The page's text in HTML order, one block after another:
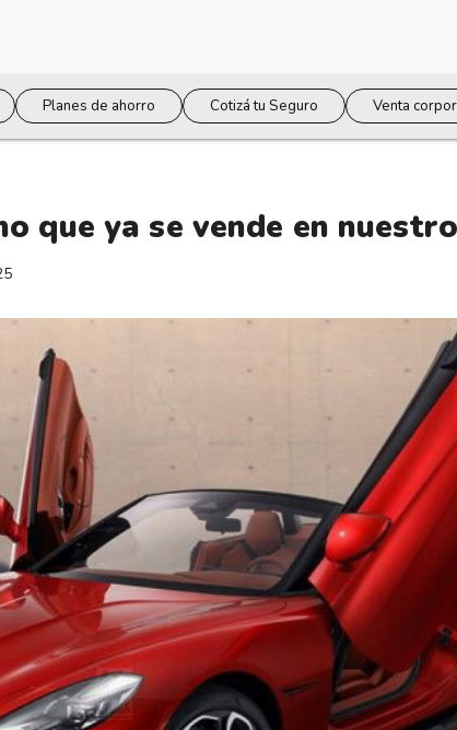
Planes de ahorro Cotizá tu Seguro Venta
que ya se vende en